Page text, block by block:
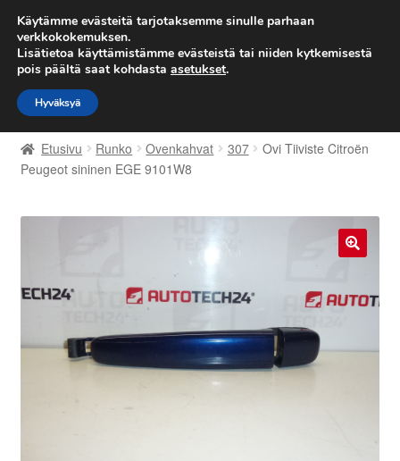
TOIMITUS alkaen 7 EUR
Siirry
navigointiin
Siirry
sisältöön
Etusivu
Kärry
Maailmanlaajuinen toimitus
Maksut
Etusivu Runko Ovenkahvat 307
Ovi Tiiviste Citroën
Peugeot sininen EGE 9101W8
Käytämme evästeitä tarjotaksemme sinulle parhaan
verkkokokemuksen.
Lisätietoa käyttämistämme evästeistä tai niiden kytkemisestä
pois päältä saat kohdasta asetukset.
Hyväksyä